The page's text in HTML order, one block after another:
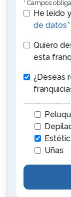
* Campos
He leído
de datos*
Quiero
esta
¿Deseas
Uñas